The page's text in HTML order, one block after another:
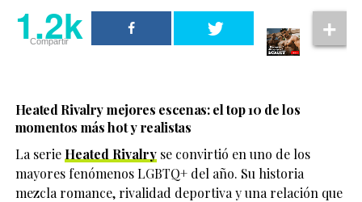
Muchos usuarios destacaron la honestidad de la
cantante al hablar sobre un tema que también afecta a
entretenimiento han decidido reducir su presencia en
internet para proteger su bienestar emocional frente a
la presión constante de las plataformas digitales.
su compromiso antes de la Met Gala. Sin embargo, ni
Sam Smith ni Christian Cowan habían hecho
declaraciones oficiales en ese momento.
con las especulaciones y confirmó la noticia de forma
directa.
1.2k
Compartir
Heated Rivalry mejores escenas: el top 10 de los
momentos más hot y realistas
La serie Heated Rivalryse convirtió en uno de los
mayores fenómenos LGBTQ+ del año. Su historia
mezcla romance, rivalidad deportiva y una relación que